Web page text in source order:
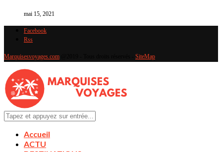
mai 15, 2021
Facebook
Rss
Marquisesvoyages.com SiteMap
Accueil
ACTU